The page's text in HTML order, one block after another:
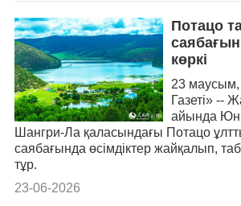
Потацо
көркі
23
Газеті» --
айында
Шангри-Ла қаласындағы Потацо
саябағында өсімдіктер жайқалып,
тұр.
23-06-2026